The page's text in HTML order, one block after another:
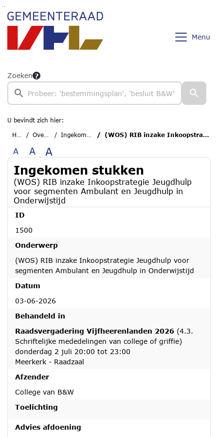
Ga naar de inhoud van deze pagina
Ga naar het zoeken
Ga naar het menu
Menu
Zoeken
U bevindt zich hier:
Home
Overzichten Ingekomen stukken (WOS) RIB inzake Inkoopstrategie Jeugdhulp voor segmenten Ambulant en Jeugdhulp in Onderwijstijd
A A A
Ingekomen stukken
(WOS) RIB inzake Inkoopstrategie Jeugdhulp
voor segmenten Ambulant en Jeugdhulp in
Onderwijstijd
ID
1500
Onderwerp
(WOS) RIB inzake Inkoopstrategie Jeugdhulp voor
segmenten Ambulant en Jeugdhulp in Onderwijstijd
Datum
03-06-2026
Behandeld in
Raadsvergadering Vijfheerenlanden 2026 (4.3.
Schriftelijke mededelingen van college of griffie)
donderdag 2 juli 20:00 tot 23:00
Meerkerk - Raadzaal
Afzender
College van B&W
Toelichting
Advies afdoening